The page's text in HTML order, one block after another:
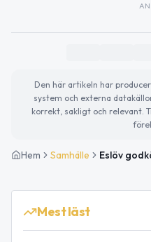
Den här artikeln har
system och externa
korrekt, sakligt och relevant.
Hem Samhälle
Mest läst